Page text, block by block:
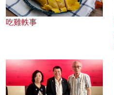
吃雞軼事